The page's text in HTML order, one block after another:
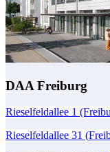
DAA Freiburg
Rieselfeldallee 1
Rieselfeldallee 31